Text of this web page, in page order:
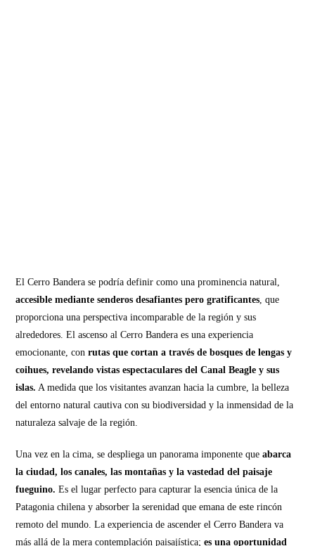
El Cerro Bandera se podría definir como una prominencia natural,
accesible mediante senderos desafiantes pero gratificantes, que
proporciona una perspectiva incomparable de la región y sus
alrededores. El ascenso al Cerro Bandera es una experiencia
emocionante, conrutas que cortan a través de bosques de lengas y
coihues, revelando vistas espectaculares del Canal Beagle y sus
islas. A medida que los visitantes avanzan hacia la cumbre, la belleza
del entorno natural cautiva con su biodiversidad y la inmensidad de la
naturaleza salvaje de la región.
Una vez en la cima, se despliega un panorama imponente queabarca
la ciudad, los canales, las montañas y la vastedad del paisaje
fueguino.Es el lugar perfecto para capturar la esencia única de la
Patagonia chilena y absorber la serenidad que emana de este rincón
remoto del mundo. La experiencia de ascender el Cerro Bandera va
más allá de la mera contemplación paisajística; es una oportunidad